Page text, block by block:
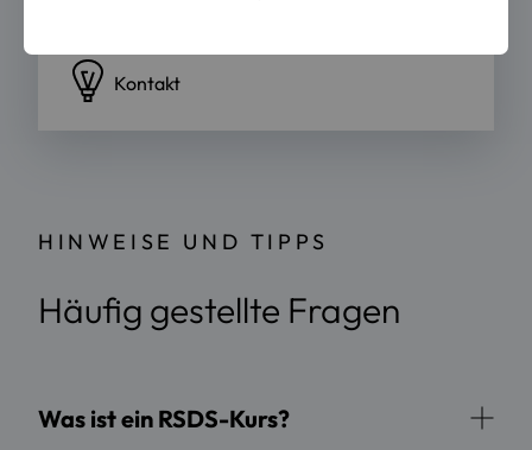
Kontakt
HINWEISE UND TIPPS
Häufig gestellte Fragen
Was ist ein RSDS-Kurs?